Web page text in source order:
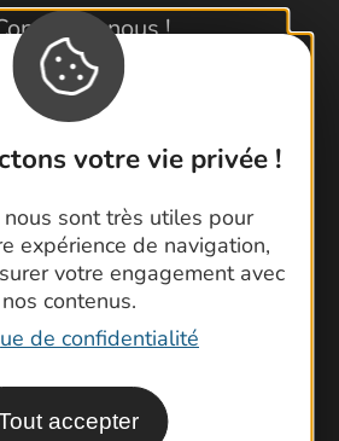
votre vie privée !
nous sont très utiles pour
expérience de navigation,
votre engagement avec
nos contenus.
de confidentialité
accepter
nous !
aux questions
Brochures
Latitude Gard